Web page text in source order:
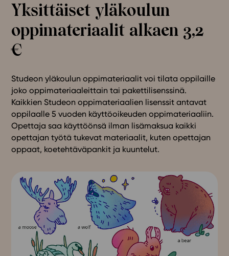
Yksittäiset yläkoulun
oppimateriaalit alkaen 3,2
€
Studeon yläkoulun oppimateriaalit voi tilata oppilaille
joko oppimateriaaleittain tai pakettilisenssinä.
Kaikkien Studeon oppimateriaalien lisenssit antavat
oppilaalle 5 vuoden käyttöoikeuden oppimateriaaliin.
Opettaja saa käyttöönsä ilman lisämaksua kaikki
opettajan työtä tukevat materiaalit, kuten opettajan
oppaat, koetehtäväpankit ja kuuntelut.